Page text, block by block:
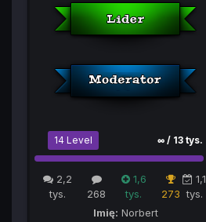
14 Level ∞ / 13 tys.
2,2
tys.
268
1,6
tys.
273
1,1
tys.
Imię: Norbert